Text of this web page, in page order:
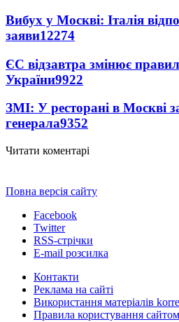
Вибух у Москві: Італія
заяви12274
ЄС відзавтра змінює
України9922
ЗМІ: У ресторані в Москві
генерала9352
Читати коментарі
Повна версія сайту
Facebook
Twitter
RSS-стрічки
E-mail розсилка
Контакти
Реклама на сайті
Використання матеріалів
Правила користування сайтом